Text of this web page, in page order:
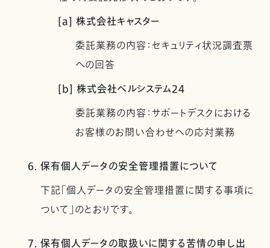
[a] 株式会社キャスター
委託業務の内容：セキュリティ状況調査票
への回答
[b] 株式会社ベルシステム24
委託業務の内容：サポートデスクにおける
お客様のお問い合わせへの応対業務
6. 保有個人データの安全管理措置について
下記「個人データの安全管理措置に関する事項に
ついて」のとおりです。
7. 保有個人データの取扱いに関する苦情の申し出